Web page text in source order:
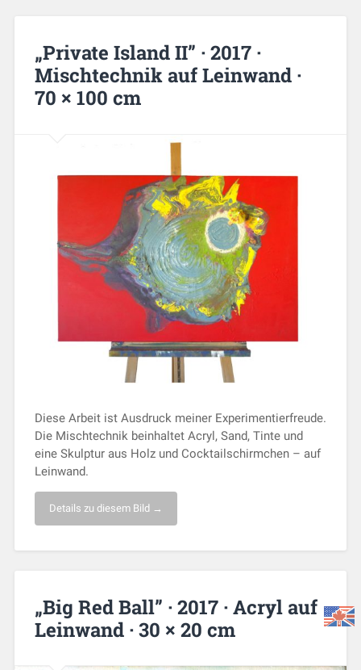
„Private Island II” · 2017 ·
Mischtechnik auf Leinwand ·
70 × 100 cm
Diese Arbeit ist Ausdruck meiner Experimentierfreude.
Die Mischtechnik beinhaltet Acryl, Sand, Tinte und
eine Skulptur aus Holz und Cocktailschirmchen – auf
Leinwand.
Details zu diesem Bild →
„Big Red Ball” · 2017 · Acryl auf
Leinwand · 30 × 20 cm